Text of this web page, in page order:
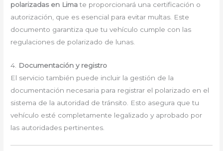
polarizadas en Limate proporcionará una certificación o
autorización, que es esencial para evitar multas. Este
documento garantiza que tu vehículo cumple con las
regulaciones de polarizado de lunas.
4. Documentación y registro
El servicio también puede incluir la gestión de la
documentación necesaria para registrar el polarizado en el
sistema de la autoridad de tránsito. Esto asegura que tu
vehículo esté completamente legalizado y aprobado por
las autoridades pertinentes.